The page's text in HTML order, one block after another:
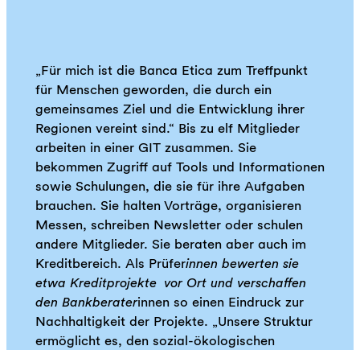
„Für mich ist die Banca Etica zum Treffpunkt
für Menschen geworden, die durch ein
gemeinsames Ziel und die Entwicklung ihrer
Regionen vereint sind.“ Bis zu elf Mitglieder
arbeiten in einer GIT zusammen. Sie
bekommen Zugriff auf Tools und Informationen
sowie Schulungen, die sie für ihre Aufgaben
brauchen. Sie halten Vorträge, organisieren
Messen, schreiben Newsletter oder schulen
andere Mitglieder. Sie beraten aber auch im
Kreditbereich. Als Prüferinnen bewerten sie
etwa Kreditprojekte vor Ort und verschaffen
den Bankberaterinnen so einen Eindruck zur
Nachhaltigkeit der Projekte. „Unsere Struktur
ermöglicht es, den sozial-ökologischen